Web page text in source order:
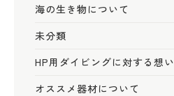
海の生き物について
未分類
HP用ダイビングに対する想い
オススメ器材について